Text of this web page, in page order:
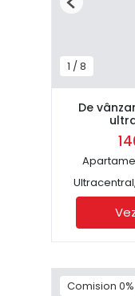
1 / 8
Previous
De
Comision 0%